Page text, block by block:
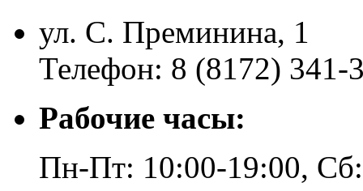
ул. С. Преминина, 1
Телефон: 8 (8172) 341-
Рабочие часы:
Пн-Пт: 10:00-19:00,